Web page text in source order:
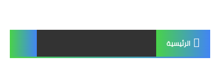
الرئيسية